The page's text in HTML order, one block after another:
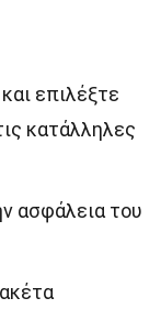
επιλέξτε
κατάλληλες
ασφάλεια του